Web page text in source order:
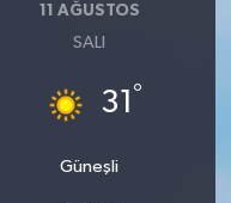
11 AĞUSTOS
SALI
31 °
Güneşli